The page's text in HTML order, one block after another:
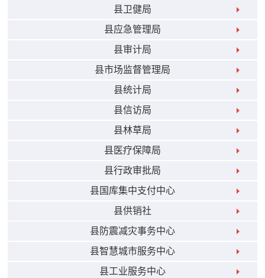
县卫健局
县应急管理局
县审计局
县市场监督管理局
县统计局
县信访局
县林草局
县医疗保障局
县行政审批局
县国库集中支付中心
县供销社
县防震减灾事务中心
县智慧城市服务中心
县工业服务中心